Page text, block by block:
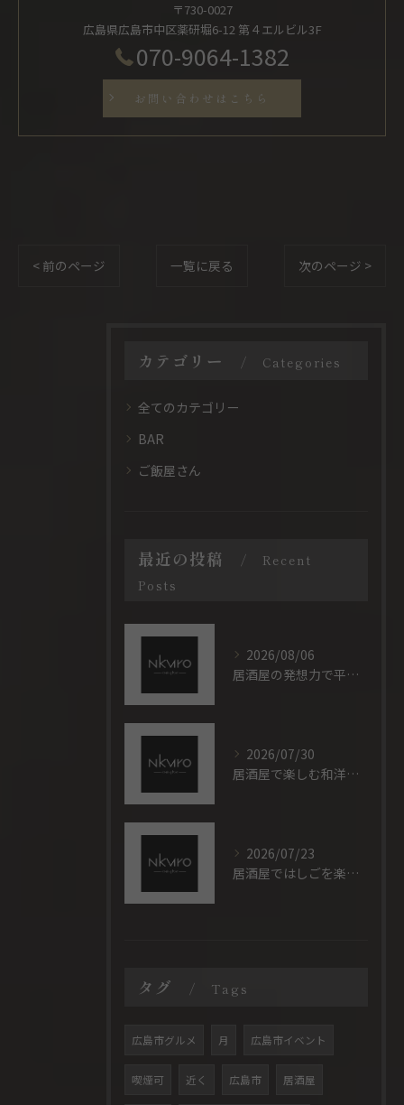
〒730-0027
広島県広島市中区薬研堀6-12 第４エルビル3F
070-9064-1382
お問い合わせはこちら
< 前のページ 一覧に戻る 次のページ >
カテゴリー Categories
全てのカテゴリー
BAR
ご飯屋さん
最近の投稿
Recent
Posts
2026/08/06
居酒屋の発想力で平日集客とリピーター獲得を実現する具体的な運営アイデア
2026/07/30
居酒屋で楽しむ和洋折衷の魅力と広島県広島市東広島市のおすすめ活用法
2026/07/23
居酒屋ではしごを楽しむ夜を自分らしく彩るスマートな飲み歩きガイド
タグ Tags
広島市グルメ 月 広島市イベント
喫煙可 近く 広島市 居酒屋